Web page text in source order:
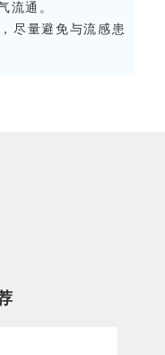
流通。
尽量避免与流感患